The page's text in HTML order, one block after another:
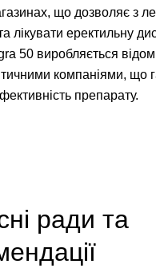
що дозволяє з
лікувати еректильну
50 виробляється
компаніями, що
препарату.
ради та